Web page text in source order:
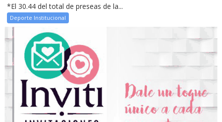
*El 30.44 del total de preseas de la...
Deporte Institucional